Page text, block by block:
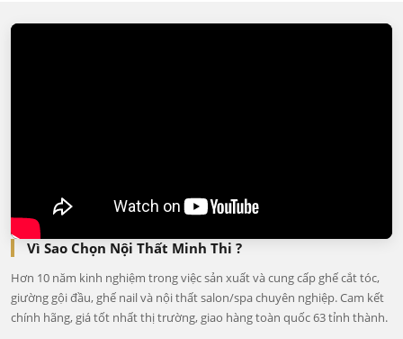
Vì Sao Chọn Nội Thất Minh Thi ?
Hơn 10 năm kinh nghiệm trong việc sản xuất và cung cấp ghế cắt tóc,
giường gội đầu, ghế nail và nội thất salon/spa chuyên nghiệp. Cam kết
chính hãng, giá tốt nhất thị trường, giao hàng toàn quốc 63 tỉnh thành.